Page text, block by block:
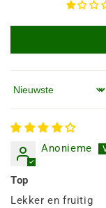
Sorteren op
Anonieme
Top
Lekker en fruitig